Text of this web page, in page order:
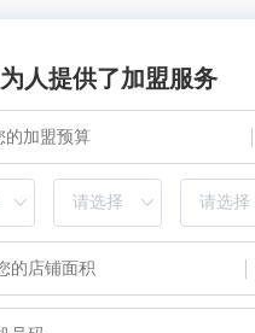
为 人提供了加盟服务
2分钟前 山东甘先生成功提交需求
5分钟前 广东古先生成功提交需求
1分钟前 湖北胡先生成功提交需求
10分钟前 四川贺先生成功提交需求
7分钟前 北京吴女士成功提交需求
2分钟前 山东甘先生成功提交需求
3分钟前 广东古先生成功提交需求
1分钟前 湖北胡先生成功提交需求
40分钟前 四川贺先生成功提交需求
7分钟前 北京吴女士成功提交需求
2分钟前 山东甘先生成功提交需求
6分钟前 广东古先生成功提交需求
1分钟前 湖北胡先生成功提交需求
10分钟前 四川贺先生成功提交需求
7分钟前 北京吴女士成功提交需求
2分钟前 山东甘先生成功提交需求
3分钟前 广东古先生成功提交需求
1分钟前 湖北胡先生成功提交需求
20分钟前 四川贺先生成功提交需求
7分钟前 北京吴女士成功提交需求
2分钟前 山东甘先生成功提交需求
2分钟前 广东古先生成功提交需求
1分钟前 湖北胡先生成功提交需求
13分钟前 四川贺先生成功提交需求
27分钟前 北京吴女士成功提交需求
2分钟前 山东甘先生成功提交需求
3分钟前 广东古先生成功提交需求
1分钟前 湖北胡先生成功提交需求
10分钟前 四川贺先生成功提交需求
47分钟前 北京吴女士成功提交需求
2分钟前 山东甘先生成功提交需求
3分钟前 广东古先生成功提交需求
11分钟前 湖北胡先生成功提交需求
10分钟前 四川贺先生成功提交需求
27分钟前 北京吴女士成功提交需求
2分钟前 山东甘先生成功提交需求
13分钟前 广东古先生成功提交需求
13分钟前 湖北胡先生成功提交需求
30分钟前 四川贺先生成功提交需求
17分钟前 北京吴女士成功提交需求
2分钟前 山东甘先生成功提交需求
3分钟前 广东古先生成功提交需求
16分钟前 湖北胡先生成功提交需求
10分钟前 四川贺先生成功提交需求
7分钟前 北京吴女士成功提交需求
2分钟前 山东甘先生成功提交需求